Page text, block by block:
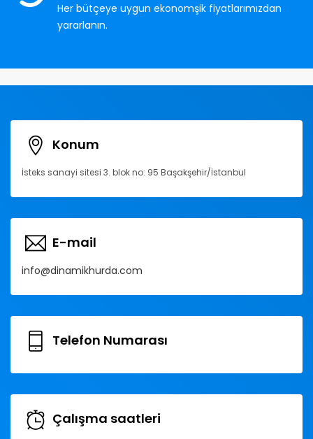
Her bütçeye uygun ekonomşik fiyatlarımızdan
yararlanın.
Konum
İsteks sanayi sitesi 3. blok no: 95 Başakşehir/İstanbul
E-mail
info@dinamikhurda.com
Telefon Numarası
Çalışma saatleri